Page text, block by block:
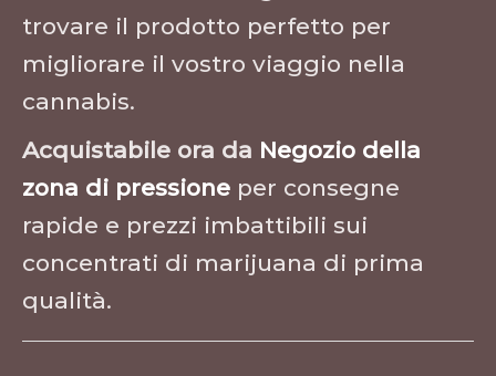
trovare il prodotto perfetto per
migliorare il vostro viaggio nella
cannabis.
Acquistabile ora da Negozio della
zona di pressione per consegne
rapide e prezzi imbattibili sui
concentrati di marijuana di prima
qualità.